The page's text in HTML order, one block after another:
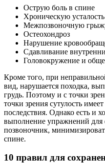
Острую боль в спине
Хроническую усталость
Межпозвоночную
Остеохондроз
Нарушение
Сдавливание
Головокружение и
Кроме того, при
вид, нарушается походка,
грудь. Поэтому и с точки
точки зрения сутулость
последствия. Однако есть и
выполнение упражнений
позвоночник,
спине.
10 правил для